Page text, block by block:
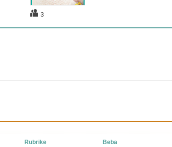
3
Rubrike
Beba